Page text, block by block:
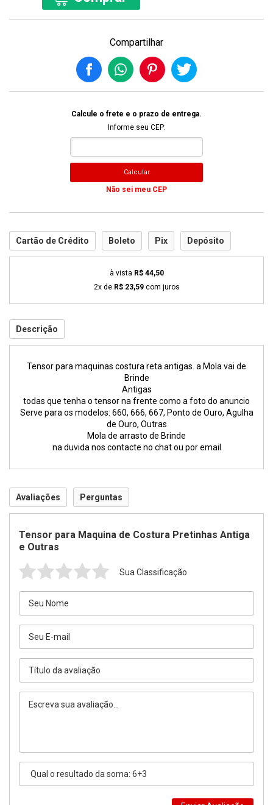
Compartilhar
Calcule o frete e o prazo de entrega.
Informe seu CEP:
Calcular
Não sei meu CEP
Cartão de Crédito Boleto Pix Depósito
à vista R$ 44,50
2x de R$ 23,59com juros
Descrição
Tensor para maquinas costura reta antigas. a Mola vai de
Brinde
Antigas
todas que tenha o tensor na frente como a foto do anuncio
Serve para os modelos: 660, 666, 667, Ponto de Ouro, Agulha
de Ouro, Outras
Mola de arrasto de Brinde
na duvida nos contacte no chat ou por email
Avaliações Perguntas
Tensor para Maquina de Costura Pretinhas Antiga
e Outras
Sua Classificação